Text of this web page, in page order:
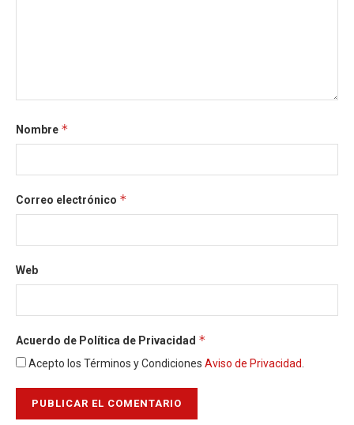
Nombre *
Correo electrónico *
Web
Acuerdo de Política de Privacidad *
Acepto los Términos y Condiciones Aviso de Privacidad.